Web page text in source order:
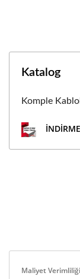
Katalog
Komple
Maliyet